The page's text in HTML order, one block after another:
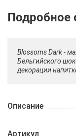
Описание
Blossoms Dark -
Бельгийского
декорации
Описание
Артикул